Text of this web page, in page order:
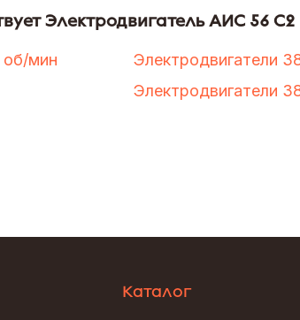
Электродвигатель АИС 56 С2
об/мин Электродвигатели
Электродвигатели
Каталог